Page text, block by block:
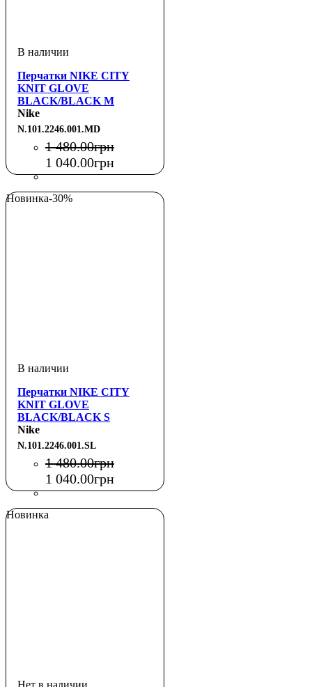
Перчатки NIKE CITY
KNIT GLOVE
BLACK/BLACK M
Nike
N.101.2246.001.MD
1 480.00грн
1 040.00грн
Новинка-30%
Перчатки NIKE CITY
KNIT GLOVE
BLACK/BLACK S
Nike
N.101.2246.001.SL
1 480.00грн
1 040.00грн
Новинка